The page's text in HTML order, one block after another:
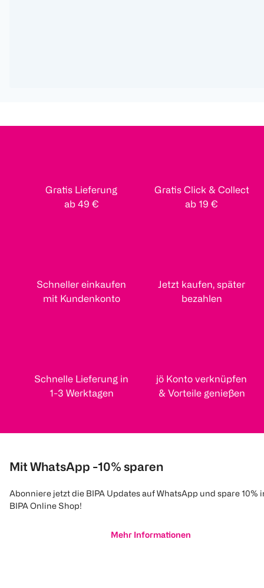
Gratis Lieferung
ab 49 €
Gratis Click & Collect
ab 19 €
Schneller einkaufen
mit Kundenkonto
Jetzt kaufen, später
bezahlen
Schnelle Lieferung in
1-3 Werktagen
jö Konto verknüpfen
& Vorteile genießen
Mit WhatsApp -10% sparen
Abonniere jetzt die BIPA Updates auf WhatsApp und spare 10%
BIPA Online Shop!
Mehr Informationen